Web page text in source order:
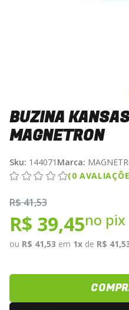
BUZINA
MAGNETRON
Sku: 144071 Marca:
(0
R$ 41,53
R$ 39,45no pix
ou R$ 41,53 em 1x de R$